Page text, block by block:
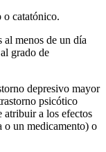
o catatónico.
menos de un día
grado de
depresivo mayor
psicótico
atribuir a los efectos
o un medicamento) o